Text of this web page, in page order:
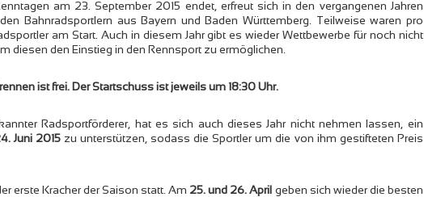
am 23. September 2015 endet, erfreut sich in den vergangenen Jahren
Bahnradsportlern aus Bayern und Baden Württemberg. Teilweise waren pro
am Start. Auch in diesem Jahr gibt es wieder Wettbewerbe für noch nicht
diesen den Einstieg in den Rennsport zu ermöglichen.
ist frei. Der Startschuss ist jeweils um 18:30 Uhr.
Radsportförderer, hat es sich auch dieses Jahr nicht nehmen lassen, ein
Juni 2015 zu unterstützen, sodass die Sportler um die von ihm gestifteten Preis
erste Kracher der Saison statt. Am 25. und 26. April geben sich wieder die besten